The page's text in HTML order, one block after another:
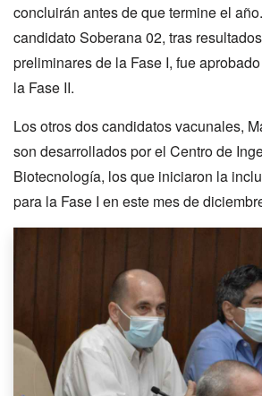
concluirán antes de que termine el
candidato Soberana 02, tras
preliminares de la Fase I, fue
la Fase II.
Los otros dos candidatos vacunales,
son desarrollados por el Centro de
Biotecnología, los que iniciaron la
para la Fase I en este mes de